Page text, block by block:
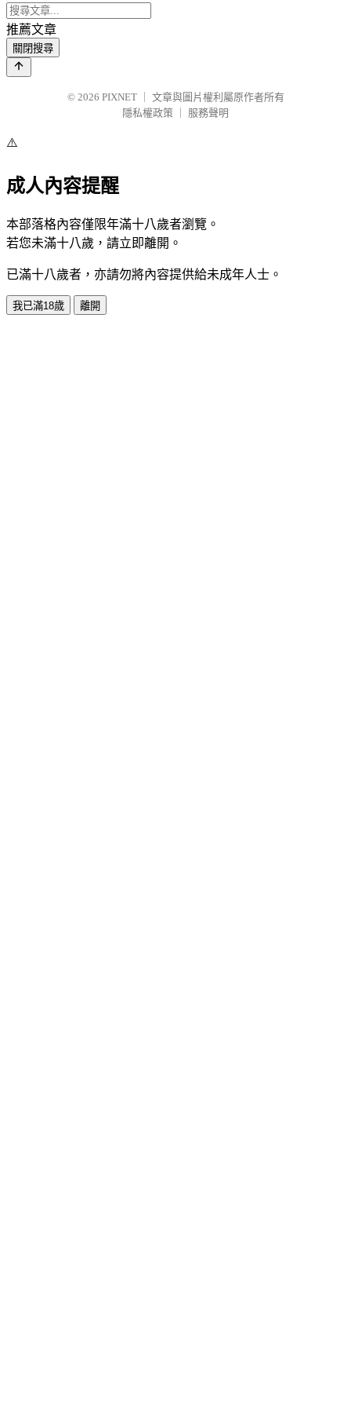
推薦文章
關閉搜尋
© 2026 PIXNET
文章與圖片權利屬原作者所有
隱私權政策
服務聲明
⚠️
成人內容提醒
本部落格內容僅限年滿十八歲者瀏覽。
若您未滿十八歲，請立即離開。
已滿十八歲者，亦請勿將內容提供給未成年人士。
我已滿18歲 離開